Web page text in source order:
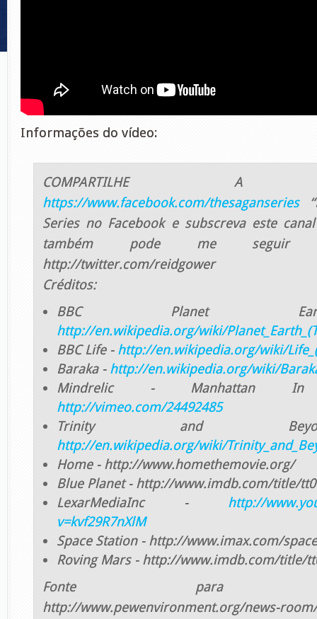
Informações do vídeo:
COMPARTILHE A
https://www.facebook.com/thesaganseries
Series no Facebook e subscreva este
também pode me seguir
http://twitter.com/reidgower
Créditos:
BBC Planet
http://en.wikipedia.org/wiki/
BBC Life - http://en.wikipedia.org/wiki/
Baraka - http://en.wikipedia.org/wiki/
Mindrelic - Manhattan
http://vimeo.com/24492485
Trinity and
http://en.wikipedia.org/wiki/
Home - http://www.homethemovie.org/
Blue Planet - http://www.imdb.com/title/
LexarMediaInc - http://
v=kvf29R7nXlM
Space Station - http://www.imax.com/
Roving Mars - http://www.imdb.com/title/
Fonte para
http://www.pewenvironment.org/news-